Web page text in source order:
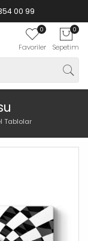
00 99
0
Favoriler
0
Sepetim
Tablolar